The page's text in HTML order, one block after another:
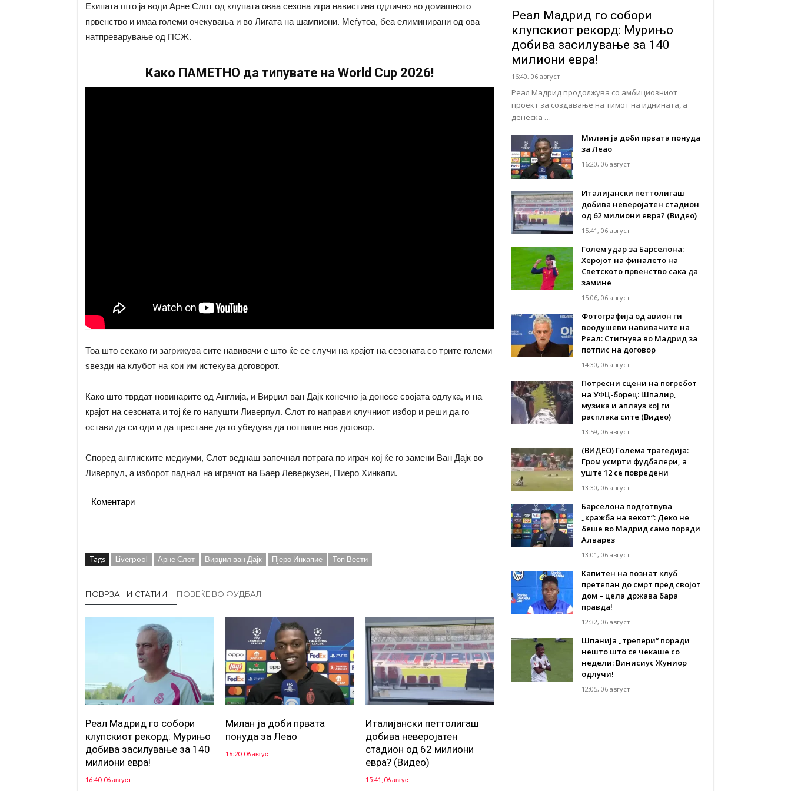
Екипата што ја води Арне Слот од клупата оваа сезона игра навистина одлично во домашното
првенство и имаа големи очекувања и во Лигата на шампиони. Меѓутоа, беа елиминирани од ова
натпреварување од ПСЖ.
Како ПАМЕТНО да типувате на World Cup 2026!
Тоа што секако ги загрижува сите навивачи е што ќе се случи на крајот на сезоната со трите големи
ѕвезди на клубот на кои им истекува договорот.
Како што тврдат новинарите од Англија, и Вирџил ван Дајк конечно ја донесе својата одлука, и на
крајот на сезоната и тој ќе го напушти Ливерпул. Слот го направи клучниот избор и реши да го
остави да си оди и да престане да го убедува да потпише нов договор.
Според англиските медиуми, Слот веднаш започнал потрага по играч кој ќе го замени Ван Дајк во
Ливерпул, а изборот паднал на играчот на Баер Леверкузен, Пиеро Хинкапи.
Коментари
Tags Liverpool Арне Слот Вирџил ван Дајк Пјеро Инкапие Топ Вести
ПОВРЗАНИ СТАТИИ ПОВЕЌЕ ВО ФУДБАЛ
Реал Мадрид го собори
клупскиот рекорд: Мурињо
добива засилување за 140
милиони евра!
16:40, 06 август
Милан ја доби првата
понуда за Леао
16:20, 06 август
Италијански петтолигаш
добива неверојатен
стадион од 62 милиони
евра? (Видео)
15:41, 06 август
Реал Мадрид го собори
клупскиот рекорд: Мурињо
добива засилување за 140
милиони евра!
16:40, 06 август
Реал Мадрид продолжува со амбициозниот
проект за создавање на тимот на иднината, а
денеска …
Милан ја доби првата понуда
за Леао
16:20, 06 август
Италијански петтолигаш
добива неверојатен стадион
од 62 милиони евра? (Видео)
15:41, 06 август
Голем удар за Барселона:
Херојот на финалето на
Светското првенство сака да
замине
15:06, 06 август
Фотографија од авион ги
воодушеви навивачите на
Реал: Стигнува во Мадрид за
потпис на договор
14:30, 06 август
Потресни сцени на погребот
на УФЦ-борец: Шпалир,
музика и аплауз кој ги
расплака сите (Видео)
13:59, 06 август
(ВИДЕО) Голема трагедија:
Гром усмрти фудбалери, а
уште 12 се повредени
13:30, 06 август
Барселона подготвува
„кражба на векот“: Деко не
беше во Мадрид само поради
Алварез
13:01, 06 август
Капитен на познат клуб
претепан до смрт пред својот
дом – цела држава бара
правда!
12:32, 06 август
Шпанија „трепери“ поради
нешто што се чекаше со
недели: Винисиус Жуниор
одлучи!
12:05, 06 август